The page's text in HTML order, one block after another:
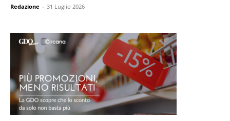
Redazione - 31 Luglio 2026